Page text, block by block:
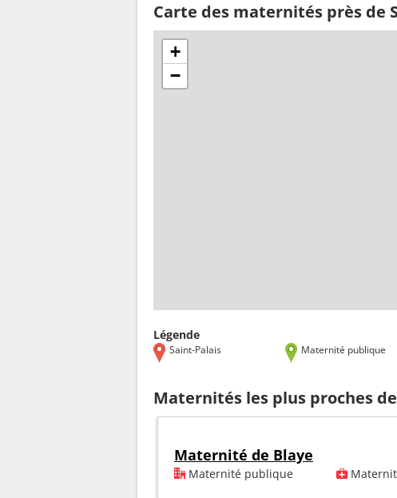
Carte des maternités près de
+
−
Légende
Saint-Palais Maternité publique
Maternités les plus proches
Maternité de Blaye
Maternité publique